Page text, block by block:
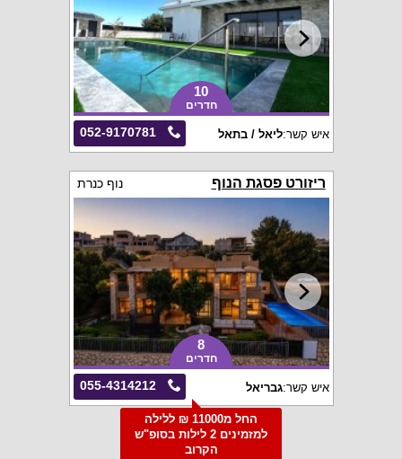
10
חדרים
052-9170781 איש קשר:ליאל / בתאל
ריזורט פסגת הנוף נוף כנרת
8
חדרים
055-4314212 איש קשר:גבריאל
החל מ11000 ₪ ללילה
למזמינים 2 לילות בסופ"ש
הקרוב